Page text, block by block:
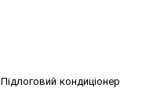
Підлоговий кондиціонер